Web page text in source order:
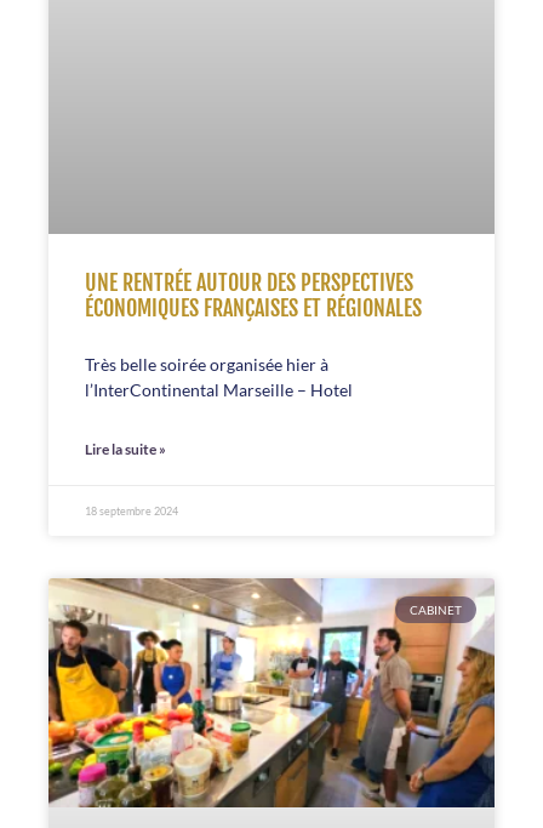
UNE RENTRÉE AUTOUR DES PERSPECTIVES
ÉCONOMIQUES FRANÇAISES ET RÉGIONALES
Très belle soirée organisée hier à
l’InterContinental Marseille – Hotel
Lire la suite »
18 septembre 2024
CABINET